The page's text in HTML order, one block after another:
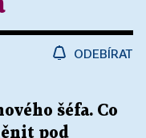
ODEBÍRAT
šéfa. Co
pod